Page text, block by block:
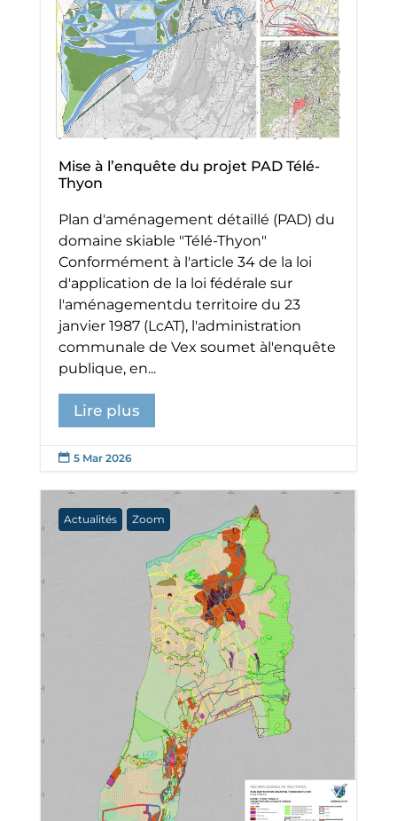
Mise à l’enquête du projet PAD Télé-
Thyon
Plan d'aménagement détaillé (PAD) du
domaine skiable "Télé-Thyon"
Conformément à l'article 34 de la loi
d'application de la loi fédérale sur
l'aménagementdu territoire du 23
janvier 1987 (LcAT), l'administration
communale de Vex soumet àl'enquête
publique, en...
Lire plus
 5 Mar 2026
Actualités Zoom